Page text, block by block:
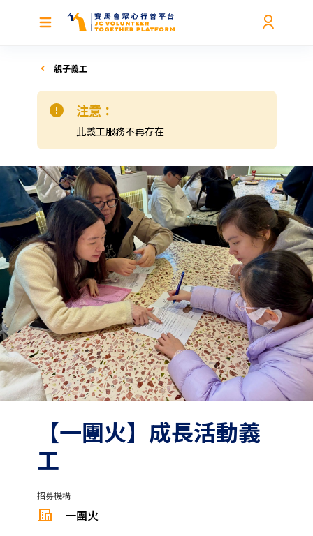
親子義工
注意：
此義工服務不再存在
【一團火】成長活動義
工
招募機構
一團火